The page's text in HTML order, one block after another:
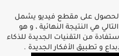
على مقطع فيديو يشمل
هي النتيجة النهائية ، و هو
من التقنيات الجديدة للذكاء
و تطبيق اﻷفكار الجديدة .